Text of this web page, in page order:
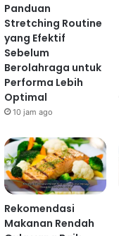
Panduan
Stretching Routine
yang Efektif
Sebelum
Berolahraga untuk
Performa Lebih
Optimal
10 jam ago
Rekomendasi
Makanan Rendah